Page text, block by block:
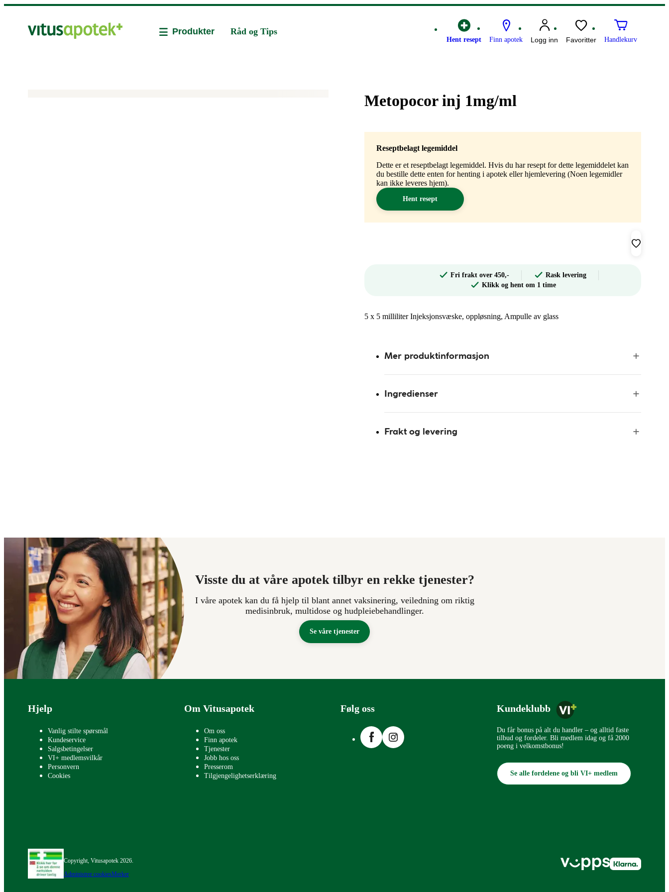
Hent resept Finn apotek Logg inn Favoritter Handlekurv
Produkter Råd og Tips
Metopocor inj 1mg/ml
Reseptbelagt legemiddel
Dette er et reseptbelagt legemiddel. Hvis du har resept for dette legemiddelet kan
du bestille dette enten for henting i apotek eller hjemlevering (Noen legemidler
kan ikke leveres hjem).
Hent resept
Fri frakt over 450,-
Rask levering
Klikk og hent om 1 time
5 x 5 milliliter Injeksjonsvæske, oppløsning, Ampulle av glass
Mer produktinformasjon
Ingredienser
Frakt og levering
Visste du at våre apotek tilbyr en rekke tjenester?
I våre apotek kan du få hjelp til blant annet vaksinering, veiledning om riktig
medisinbruk, multidose og hudpleiebehandlinger.
Se våre tjenester
Bunntekst
Hjelp
Vanlig stilte spørsmål
Kundeservice
Salgsbetingelser
VI+ medlemsvilkår
Personvern
Cookies
Om Vitusapotek
Om oss
Finn apotek
Tjenester
Jobb hos oss
Presserom
Tilgjengelighetserklæring
Følg oss
FacebookInstagram
Kundeklubb
Du får bonus på alt du handler – og alltid faste
tilbud og fordeler. Bli medlem idag og få 2000
poeng i velkomstbonus!
Se alle fordelene og bli VI+ medlem
Copyright, Vitusapotek 2026.
Administrer cookiesMerker